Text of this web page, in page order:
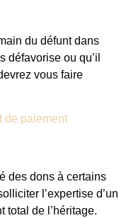
du défunt dans
ou qu’il
vous faire
de paiement
des dons à certains
l’expertise d’un
total de l’héritage.